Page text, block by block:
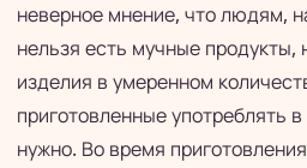
неверное мнение, что людям,
нельзя есть мучные продукты,
изделия в умеренном
приготовленные употреблять
нужно. Во время